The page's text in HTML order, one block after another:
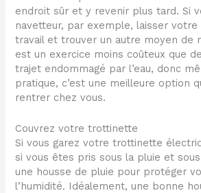
endroit sûr et y revenir plus tard. Si
navetteur, par exemple, laisser
travail et trouver un autre moyen de
est un exercice moins coûteux que
trajet endommagé par l’eau, donc
pratique, c’est une meilleure option
rentrer chez vous.
Couvrez votre trottinette
Si vous garez votre trottinette
si vous êtes pris sous la pluie et
une housse de pluie pour protéger
l’humidité. Idéalement, une bonne